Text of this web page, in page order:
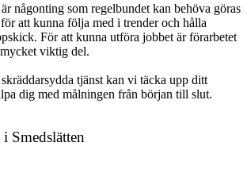
någonting som regelbundet kan behöva göras
att kunna följa med i trender och hålla
För att kunna utföra jobbet är förarbetet
viktig del.
tjänst kan vi täcka upp ditt
dig med målningen från början till slut.
Smedslätten